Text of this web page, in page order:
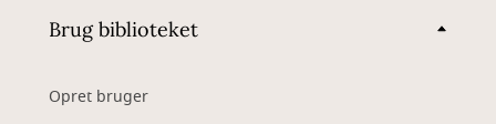
Brug biblioteket
Opret bruger